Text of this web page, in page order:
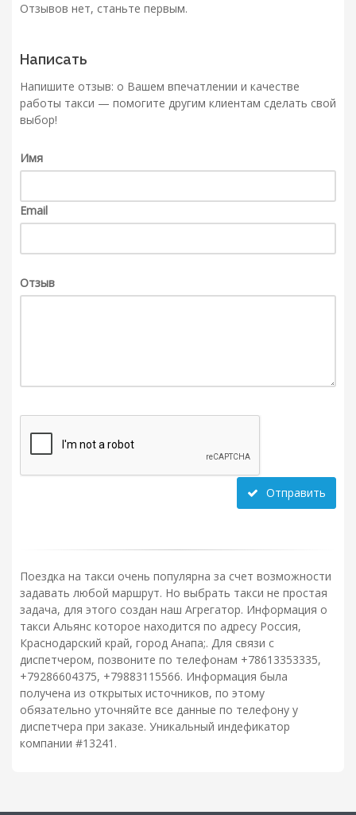
Отзывов нет, станьте первым.
Написать
Напишите отзыв: о Вашем впечатлении и качестве
работы такси — помогите другим клиентам сделать свой
выбор!
Имя
Email
Отзыв
Отправить
Поездка на такси очень популярна за счет возможности
задавать любой маршрут. Но выбрать такси не простая
задача, для этого создан наш Агрегатор. Информация о
такси Альянс которое находится по адресу Россия,
Краснодарский край, город Анапа;. Для связи с
диспетчером, позвоните по телефонам +78613353335,
+79286604375, +79883115566. Информация была
получена из открытых источников, по этому
обязательно уточняйте все данные по телефону у
диспетчера при заказе. Уникальный индефикатор
компании #13241.